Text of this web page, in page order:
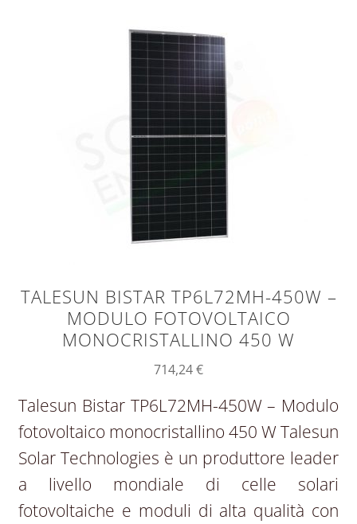
TALESUN BISTAR TP6L72MH-450W –
MODULO FOTOVOLTAICO
MONOCRISTALLINO 450 W
714,24€
Talesun Bistar TP6L72MH-450W – Modulo
fotovoltaico monocristallino 450 W Talesun
Solar Technologies è un produttore leader
a livello mondiale di celle solari
fotovoltaiche e moduli di alta qualità con